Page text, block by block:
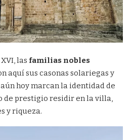
las familias nobles
aquí sus casonas solariegas y
hoy marcan la identidad de
de prestigio residir en la villa,
y riqueza.